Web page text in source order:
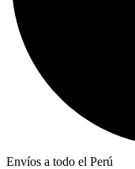
Envíos a todo el Perú